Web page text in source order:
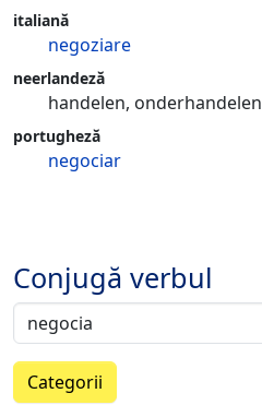
italiană
negoziare
neerlandeză
handelen, onderhandelen
portugheză
negociar
Conjugă verbul
Categorii